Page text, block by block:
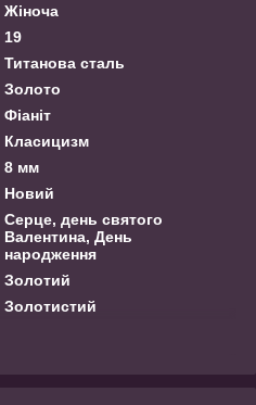
Жіноча
19
Титанова сталь
Золото
Фіаніт
Класицизм
8 мм
Новий
Серце, день святого
Валентина, День
народження
Золотий
Золотистий